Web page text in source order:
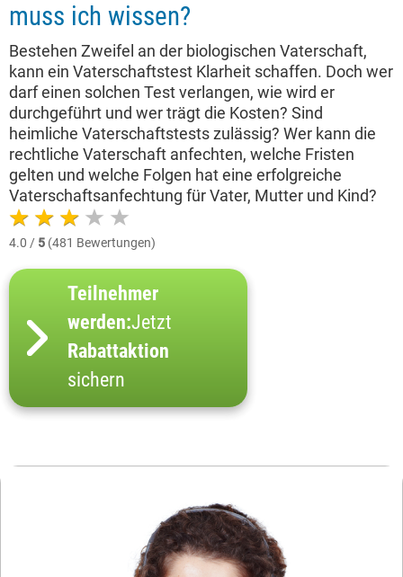
muss ich wissen?
Bestehen Zweifel an der biologischen Vaterschaft,
kann ein Vaterschaftstest Klarheit schaffen. Doch wer
darf einen solchen Test verlangen, wie wird er
durchgeführt und wer trägt die Kosten? Sind
heimliche Vaterschaftstests zulässig? Wer kann die
rechtliche Vaterschaft anfechten, welche Fristen
gelten und welche Folgen hat eine erfolgreiche
Vaterschaftsanfechtung für Vater, Mutter und Kind?
4.0 / 5 (481 Bewertungen)
Teilnehmer
werden:Jetzt
Rabattaktion
sichern